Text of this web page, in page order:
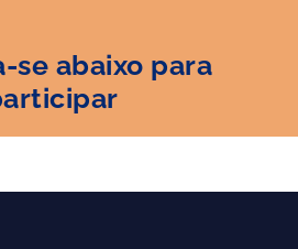
se abaixo para